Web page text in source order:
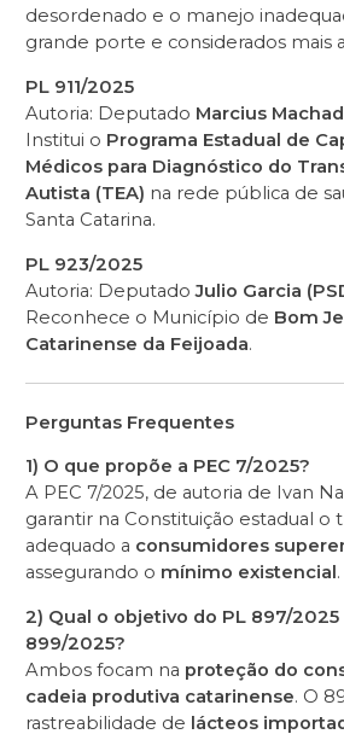
desordenado e o manejo
grande porte e considerados mais
PL 911/2025
Autoria: Deputado Marcius
Institui o Programa Estadual de
Médicos para Diagnóstico do
Autista (TEA) na rede pública de
Santa Catarina.
PL 923/2025
Autoria: DeputadoJulio Garcia
Reconhece o Município de Bom
Catarinense da Feijoada.
Perguntas Frequentes
1) O que propõe a PEC 7/2025?
A PEC 7/2025, de autoria de Ivan
garantir na Constituição estadual o
adequado a consumidores
assegurando o mínimo existencial.
2) Qual o objetivo do PL 897/2025
899/2025?
Ambos focam na proteção do
cadeia produtiva catarinense. O
rastreabilidade de lácteos